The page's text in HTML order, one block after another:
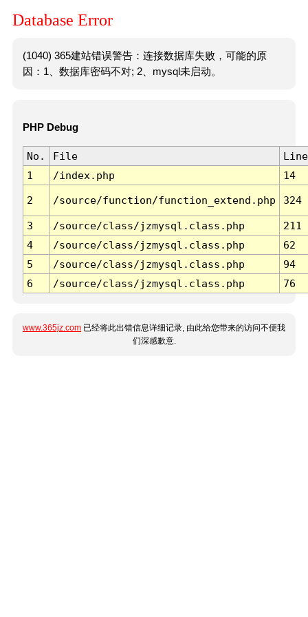
Database Error
(1040) 365建站错误警告：连接数据库失败，可能的原
因：1、数据库密码不对; 2、mysql未启动。
PHP Debug
No. File
Line
1
/index.php 14
2 /source/function/function_extend.php 324
3 /source/class/jzmysql.class.php
211
4
/source/class/jzmysql.class.php
62
5
/source/class/jzmysql.class.php
94
6
/source/class/jzmysql.class.php 76
www.365jz.com 已经将此出错信息详细记录, 由此给您带来的访问不便我
们深感歉意.